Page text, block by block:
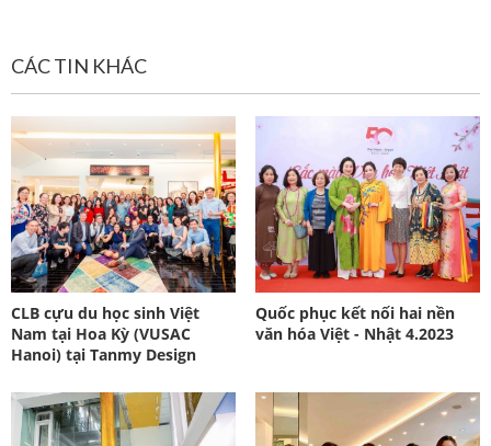
CÁC TIN KHÁC
CLB cựu du học sinh Việt
Nam tại Hoa Kỳ (VUSAC
Hanoi) tại Tanmy Design
Quốc phục kết nối hai nền
văn hóa Việt - Nhật 4.2023